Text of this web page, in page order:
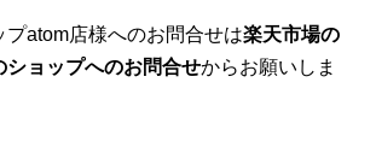
プatom店様へのお問合せは楽天市場の
ショップへのお問合せからお願いしま